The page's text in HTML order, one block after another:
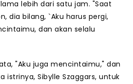
lebih dari satu jam. "Saat
dia bilang, `Aku harus pergi,
dan akan selalu
"Aku juga mencintaimu," dan
istrinya, Sibylle Szaggars, untuk